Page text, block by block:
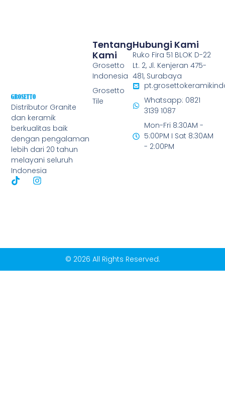
Distributor Granite
dan keramik
berkualitas baik
dengan pengalaman
lebih dari 20 tahun
melayani seluruh
Indonesia
Tentang
Kami
Grosetto
Indonesia
Grosetto
Tile
Hubungi Kami
Ruko Fira 51 BLOK D-22
Lt. 2, Jl. Kenjeran 475-
481, Surabaya
Whatsapp: 0821
3139 1087
Mon-Fri 8:30AM -
5:00PM I Sat 8:30AM
- 2:00PM
© 2026 All Rights Reserved.